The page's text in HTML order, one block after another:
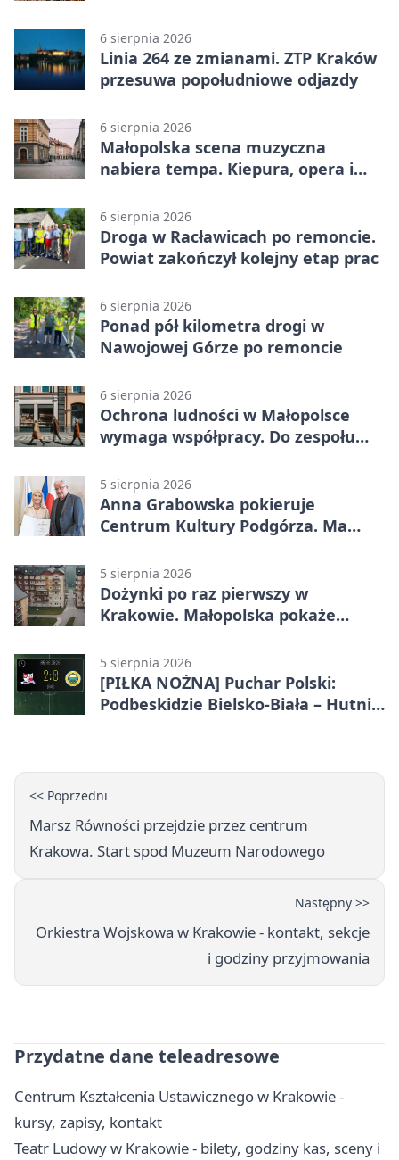
6 sierpnia 2026
Linia 264 ze zmianami. ZTP Kraków
przesuwa popołudniowe odjazdy
6 sierpnia 2026
Małopolska scena muzyczna
nabiera tempa. Kiepura, opera i
6 sierpnia 2026
Droga w Racławicach po remoncie.
Powiat zakończył kolejny etap prac
6 sierpnia 2026
Ponad pół kilometra drogi w
Nawojowej Górze po remoncie
6 sierpnia 2026
Ochrona ludności w Małopolsce
wymaga współpracy. Do zespołu
5 sierpnia 2026
Anna Grabowska pokieruje
Centrum Kultury Podgórza. Ma
5 sierpnia 2026
Dożynki po raz pierwszy w
Krakowie. Małopolska pokaże
5 sierpnia 2026
[PIŁKA NOŻNA] Puchar Polski:
Podbeskidzie Bielsko-Biała – Hutnik
<< Poprzedni
Marsz Równości przejdzie przez centrum
Krakowa. Start spod Muzeum Narodowego
Następny >>
Orkiestra Wojskowa w Krakowie - kontakt, sekcje
i godziny przyjmowania
Przydatne dane teleadresowe
Centrum Kształcenia Ustawicznego w Krakowie -
kursy, zapisy, kontakt
Teatr Ludowy w Krakowie - bilety, godziny kas, sceny i